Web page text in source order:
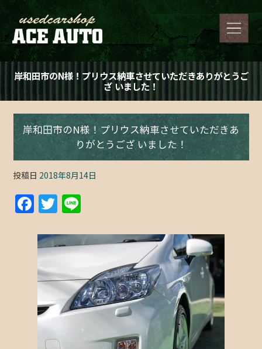
岸和田市のN様！プリウス納車させていただきありがとうご
ざ いました！
岸和田市のN様！プリウス納車させていただきあ
りがとうござ いました！
投稿日 2018年8月14日
F
a
c
e
b
o
o
k
T
w
itt
er
e